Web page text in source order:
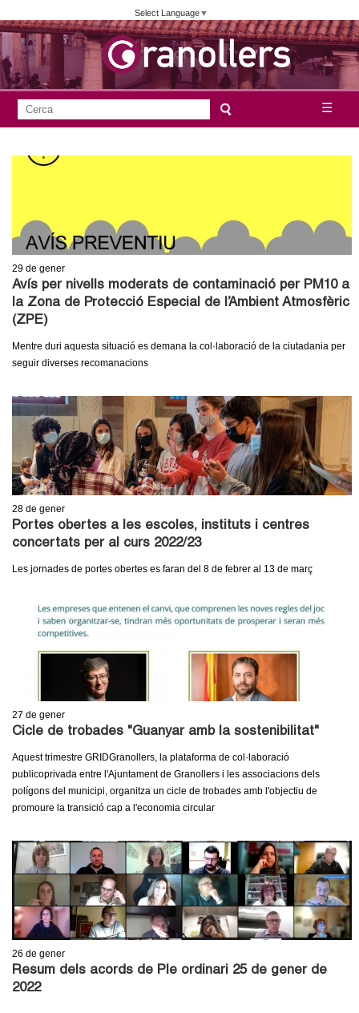
Vés
al
contingut
Select Language▼
m
G
☰
F
l
a
r
i
d
e
c
r
a
e
29 de gener
Avís per nivells moderats de contaminació per PM10 a
la Zona de Protecció Especial de l’Ambient Atmosfèric
(ZPE)
Mentre duri aquesta situació es demana la col·laboració de la ciutadania per
seguir diverses recomanacions
28 de gener
Portes obertes a les escoles, instituts i centres
concertats per al curs 2022/23
Les jornades de portes obertes es faran del 8 de febrer al 13 de març
27 de gener
Cicle de trobades "Guanyar amb la sostenibilitat"
Aquest trimestre GRIDGranollers, la plataforma de col·laboració
publicoprivada entre l'Ajuntament de Granollers i les associacions dels
polígons del municipi, organitza un cicle de trobades amb l'objectiu de
promoure la transició cap a l'economia circular
26 de gener
Resum dels acords de Ple ordinari 25 de gener de
2022